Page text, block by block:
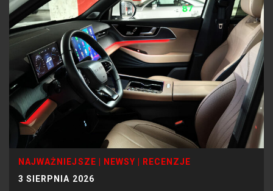
NAJWAŻNIEJSZE NEWSY
RECENZJE
3 SIERPNIA 2026